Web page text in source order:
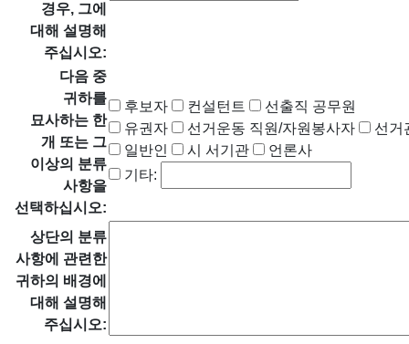
경우, 그에
대해 설명해
주십시오:
다음 중
귀하를
묘사하는 한
개 또는 그
이상의 분류
사항을
선택하십시오:
후보자 컨설턴트
선출직 공무원
유권자
선거운동 직원/자원봉사자
선거
일반인
시 서기관
언론사
기타:
상단의 분류
사항에 관련한
귀하의 배경에
대해 설명해
주십시오: